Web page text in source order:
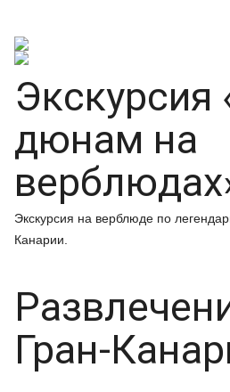
Экскурсия
дюнам на
Экскурсия на верблюде по
Канарии.
Гран-